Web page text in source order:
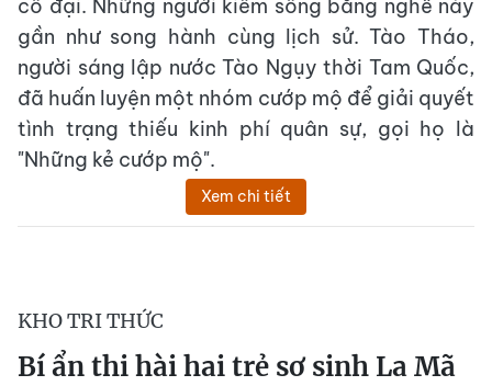
cổ đại. Những người kiếm sống bằng nghề này
gần như song hành cùng lịch sử. Tào Tháo,
người sáng lập nước Tào Ngụy thời Tam Quốc,
đã huấn luyện một nhóm cướp mộ để giải quyết
tình trạng thiếu kinh phí quân sự, gọi họ là
"Những kẻ cướp mộ".
Xem chi tiết
KHO TRI THỨC
Bí ẩn thi hài hai trẻ sơ sinh La Mã